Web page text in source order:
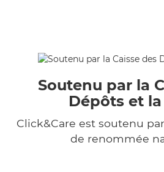
Soutenu par la
Dépôts et la
Click&Care est soutenu
de renommée